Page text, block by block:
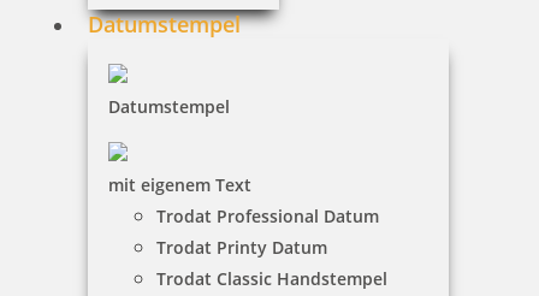
Datumstempel
Datumstempel
mit eigenem Text
Trodat Professional Datum
Trodat Printy Datum
Trodat Classic Handstempel
98 Artikel in der Kategorie
Trodat Printy 4910 zum selbstgestalten 25 x 9 mm